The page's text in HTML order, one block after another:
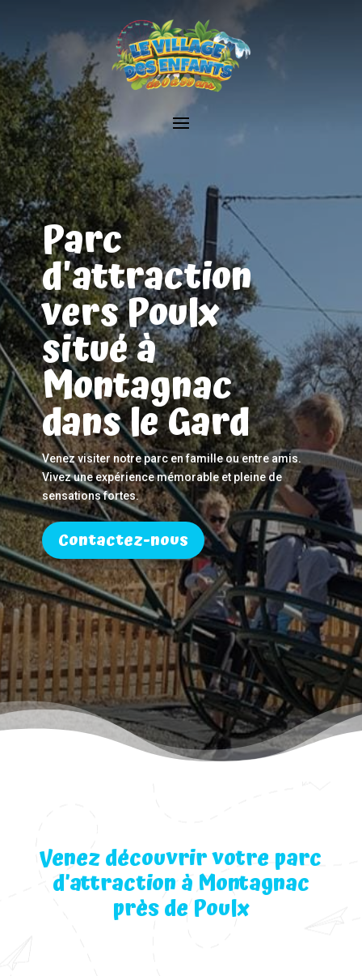
Parc
d'attraction
vers Poulx
situé à
Montagnac
dans le Gard
Venez visiter notre parc en famille ou entre amis.
Vivez une expérience mémorable et pleine de
sensations fortes.
Contactez-nous
Venez découvrir votre parc
d’attraction à Montagnac
près de Poulx